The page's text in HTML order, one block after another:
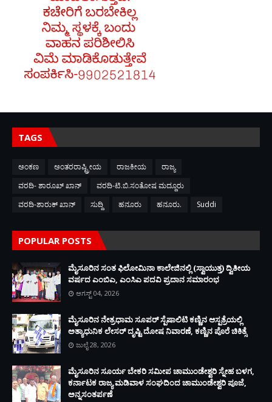
TAGS
ಅಂಕಣ ಅಂತರರಾಷ್ಟ್ರೀಯ ರಾಜಕೀಯ
ರಾಜ್ಯ
ವರದಿ- ಶಾರೂಖ್ ಖಾನ್
ವರದಿ-ಟಿ.ಬಿ.ಸಂತೋಷ ಮದ್ದೂರು
ವರದಿ-ಶಾರುಕ್ ಖಾನ್
ಸುದ್ದಿ ಹನೂರು ಹನೂರು. Suddi
POPULAR POSTS
ಮೈಸೂರಿನ ಸಂತ ಫಿಲೋಮಿನಾ ಕಾಲೇಜಿನಲ್ಲಿ (ಸ್ವಾಯುತ್ತ) ದ್ವಿತೀಯ
ವರ್ಷದ ಎಂಬಿಎ, ಎಂಸಿಎ ಪದವಿ ಪ್ರದಾನ ಸಮಾರಂಭ
ಆಗಸ್ಟ್ 04, 2026
ಮೈಸೂರಿನ ನೇತ್ರಧಾಮ ಸೂಪರ್ ಸ್ಪೆಷಾಲಿಟಿ ಕಣ್ಣಿನ ಆಸ್ಪತ್ರೆಯಲ್ಲಿ
ಅತ್ಯಾಧುನಿಕ ಲೇಸರ್ ದೃಷ್ಟಿ ದೋಷ ನಿವಾರಣೆ, ಕಣ್ಣಿನ ಪೊರೆ ಚಿಕಿತ್ಸೆ
ಜುಲೈ 28, 2026
ಮೈಸೂರಿನ ಸೂರ್ಯ ಬೇಕರಿ ಸಮೀಪ ಚಾಮುಂಡೇಶ್ವರಿ ಸ್ನೇಹ ಬಳಗ,
ಕರ್ನಾಟಕ ರಾಜ್ಯ ಮಡಿವಾಳ ಸಂಘದಿಂದ ಚಾಮುಂಡೇಶ್ವರಿ ಪೂಜೆ,
ಅನ್ನಸಂತರ್ಪಣೆ